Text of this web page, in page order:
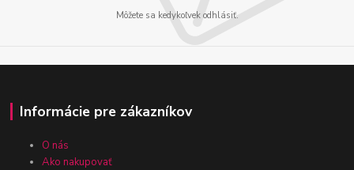
Môžete sa kedykoľvek odhlásiť.
Informácie pre zákazníkov
O nás
Ako nakupovať